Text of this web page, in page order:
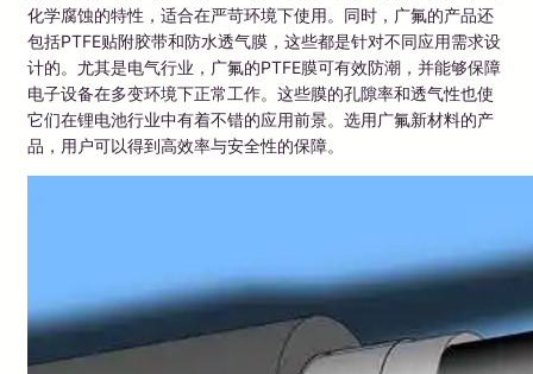
化学腐蚀的特性，适合在严苛环境下使用。同时，广氟的产品还
包括PTFE贴附胶带和防水透气膜，这些都是针对不同应用需求设
计的。尤其是电气行业，广氟的PTFE膜可有效防潮，并能够保障
电子设备在多变环境下正常工作。这些膜的孔隙率和透气性也使
它们在锂电池行业中有着不错的应用前景。选用广氟新材料的产
品，用户可以得到高效率与安全性的保障。